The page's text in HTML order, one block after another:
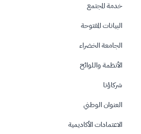
خدمة المجتمع
البيانات المفتوحة
الجامعة الخضراء
الأنظمة واللوائح
شركاؤنا
العنوان الوطني
الاعتمادات الأكاديمية